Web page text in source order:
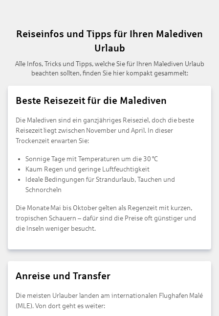
Reiseinfos und Tipps für Ihren Malediven
Urlaub
Alle Infos, Tricks und Tipps, welche Sie für Ihren Malediven Urlaub
beachten sollten, finden Sie hier kompakt gesammelt:
Beste Reisezeit für die Malediven
Die Malediven sind ein ganzjähriges Reiseziel, doch die beste
Reisezeit liegt zwischen November und April. In dieser
Trockenzeit erwarten Sie:
Sonnige Tage mit Temperaturen um die 30 °C
Kaum Regen und geringe Luftfeuchtigkeit
Ideale Bedingungen für Strandurlaub, Tauchen und
Schnorcheln
Die Monate Mai bis Oktober gelten als Regenzeit mit kurzen,
tropischen Schauern – dafür sind die Preise oft günstiger und
die Inseln weniger besucht.
Anreise und Transfer
Die meisten Urlauber landen am internationalen Flughafen Malé
(MLE). Von dort geht es weiter: